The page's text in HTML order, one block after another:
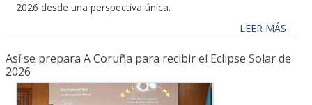
2026 desde una perspectiva única.
LEER MÁS
Así se prepara A Coruña para recibir el Eclipse Solar de
2026